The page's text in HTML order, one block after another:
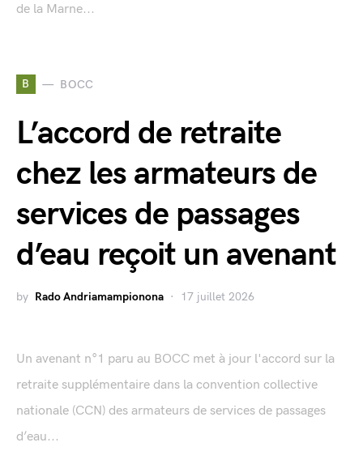
de la Marne...
B BOCC
L’accord de retraite
chez les armateurs de
services de passages
d’eau reçoit un avenant
by Rado Andriamampionona 17 juillet 2026
Un avenant n°1 paru au BOCC met à jour l'accord sur la
retraite supplémentaire dans la convention collective
nationale (CCN) des armateurs de services de passages
d’eau...